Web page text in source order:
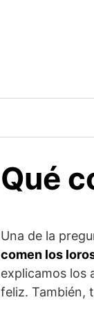
Qué
Una de la
comen los
explicamos los
feliz. También,